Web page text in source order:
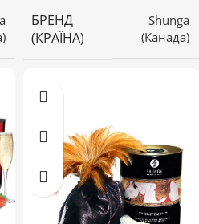
БРЕНД
(КРАЇНА)
Shunga
(Канада)